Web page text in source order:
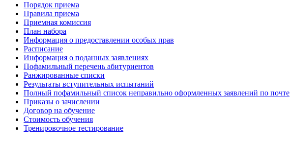
Порядок приема
Правила приема
Приемная комиссия
План набора
Информация о предоставлении особых прав
Расписание
Информация о поданных заявлениях
Пофамильный перечень абитуриентов
Ранжированные списки
Результаты вступительных испытаний
Полный пофамильный список неправильно оформленных заявлений по почте
Приказы о зачислении
Договор на обучение
Стоимость обучения
Тренировочное тестирование